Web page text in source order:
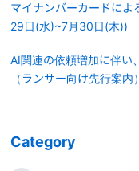
マイナンバーカードによ
29日(水)~7月30日(木))
AI関連の依頼増加に伴い
（ランサー向け先行案内）
Category